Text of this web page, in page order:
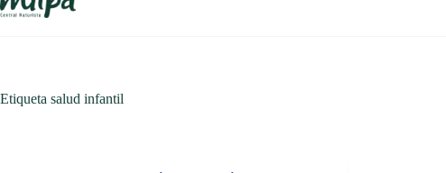
Etiqueta salud infantil